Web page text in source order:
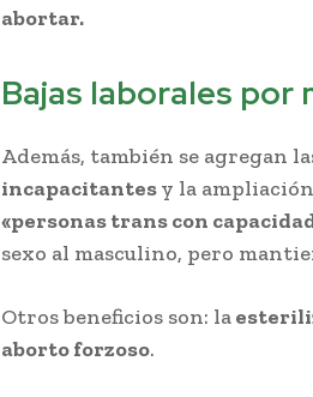
abortar.
Bajas laborales por
Además, también se agregan
incapacitantesy la
«personas trans con
sexo al masculino, pero
Otros beneficios son: la
aborto forzoso.